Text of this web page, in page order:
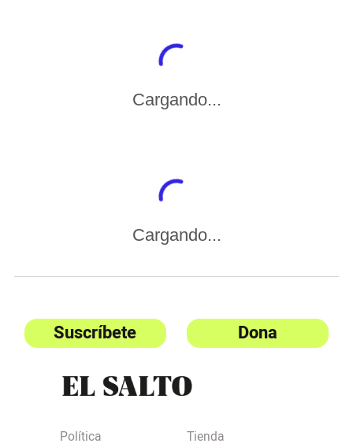
Cargando...
Cargando...
Suscríbete Dona
Política
Tienda